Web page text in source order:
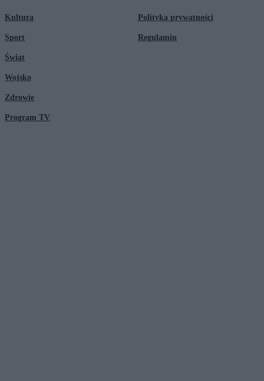
Kultura
Sport
Świat
Wojsko
Zdrowie
Program TV
Polityka prywatności
Regulamin